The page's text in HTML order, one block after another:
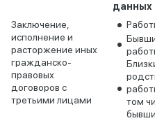
данных
Заключение,
исполнение и
расторжение иных
гражданско-
правовых
договоров с
третьими лицами
том